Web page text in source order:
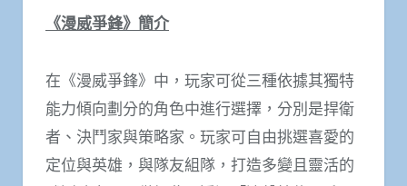
《漫威爭鋒》簡介
在《漫威爭鋒》中，玩家可從三種依據其獨特
能力傾向劃分的角色中進行選擇，分別是捍衛
者、決鬥家與策略家。玩家可自由挑選喜愛的
定位與英雄，與隊友組隊，打造多變且靈活的